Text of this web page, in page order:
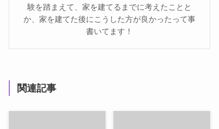
験を踏まえて、家を建てるまでに考えたことと
か、家を建てた後にこうした方が良かったって事
書いてます！
関連記事